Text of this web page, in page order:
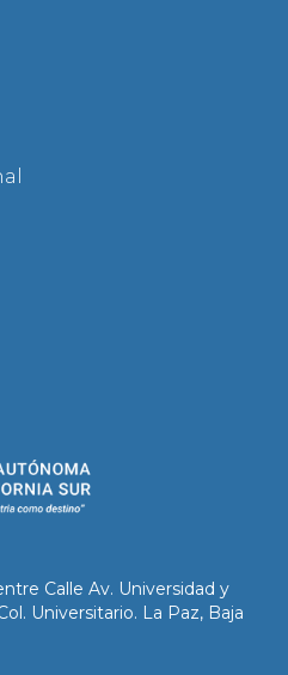
Calle Av. Universidad y
Universitario. La Paz, Baja